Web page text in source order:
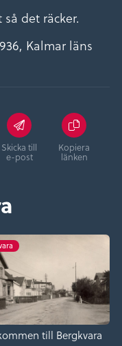
det räcker.
Kalmar läns
Skicka till
e-post
Kopiera
länken
till Bergkvara